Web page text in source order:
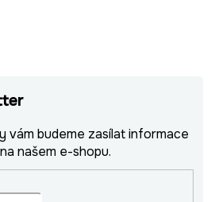
vám budeme zasílat informace
našem e-shopu.